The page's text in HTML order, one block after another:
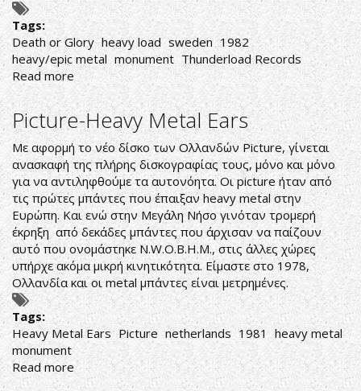
Tags:
Death or Glory heavy load sweden 1982
heavy/epic metal monument Thunderload Records
Read more about
Heavy
Load-
Death
or
Glory
Picture-Heavy Metal Ears
Με αφορμή το νέο δίσκο των Ολλανδών Picture, γίνεται
ανασκαφή της πλήρης δισκογραφίας τους, μόνο και μόνο
για να αντιληφθούμε τα αυτονόητα. Οι picture ήταν από
τις πρώτες μπάντες που έπαιξαν heavy metal στην
Ευρώπη. Και ενώ στην Μεγάλη Νήσο γινόταν τρομερή
έκρηξη από δεκάδες μπάντες που άρχισαν να παίζουν
αυτό που ονομάστηκε N.W.O.B.H.M., στις άλλες χώρες
υπήρχε ακόμα μικρή κινητικότητα. Είμαστε στο 1978,
Ολλανδία και οι metal μπάντες είναι μετρημένες.
Tags:
Heavy Metal Ears Picture netherlands 1981 heavy metal
monument
Read more about
Picture-